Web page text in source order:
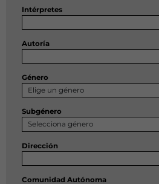
Intérpretes
Autoría
Género
Subgénero
Dirección
Comunidad Autónoma